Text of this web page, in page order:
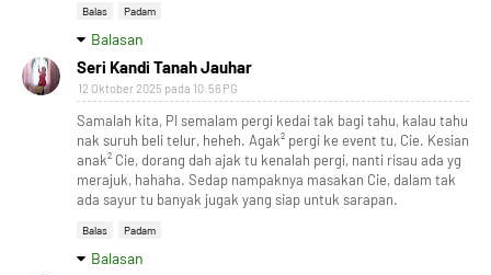
Balas Padam
Balasan
Seri Kandi Tanah Jauhar
12 Oktober 2025 pada 10:56 PG
Samalah kita, PI semalam pergi kedai tak bagi tahu, kalau tahu
nak suruh beli telur, heheh. Agak² pergi ke event tu, Cie. Kesian
anak² Cie, dorang dah ajak tu kenalah pergi, nanti risau ada yg
merajuk, hahaha. Sedap nampaknya masakan Cie, dalam tak
ada sayur tu banyak jugak yang siap untuk sarapan.
Balas Padam
Balasan